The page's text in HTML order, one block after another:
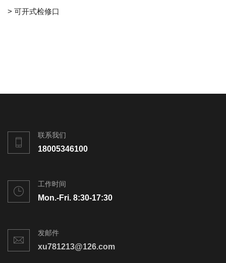
> 可开式检修口
联系我们
18005346100
工作时间
Mon.-Fri. 8:30-17:30
发邮件
xu781213@126.com